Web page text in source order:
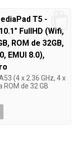
T5 -
FullHD (Wifi,
ROM de 32GB,
EMUI 8.0),
(4 x 2.36 GHz, 4 x
ROM de 32 GB